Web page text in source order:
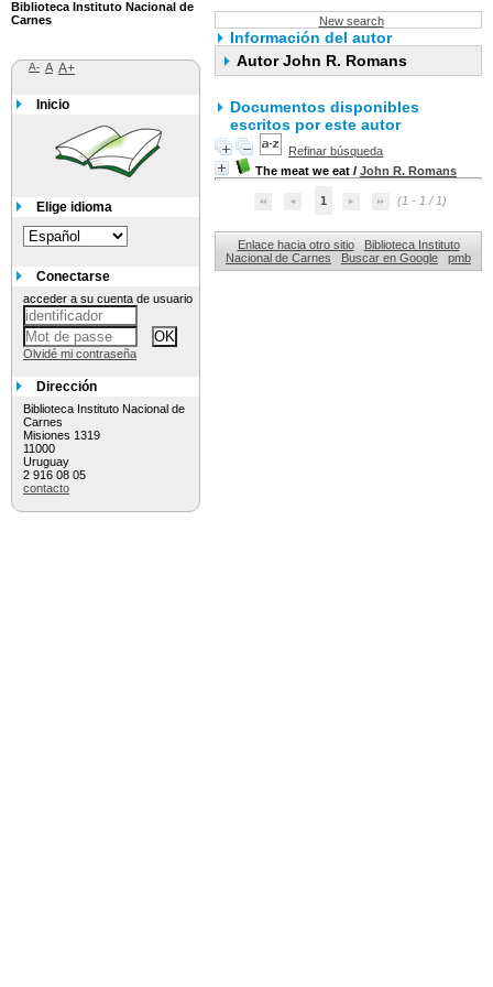
New search
Información del autor
Autor John R. Romans
Documentos disponibles
escritos por este autor
Refinar búsqueda
The meat we eat / John R. Romans
1 (1 - 1 / 1)
Enlace hacia otro sitio
Biblioteca Instituto
Nacional de Carnes
Buscar en Google pmb
Biblioteca Instituto Nacional de
Carnes
A- A A+
Inicio
Elige idioma
Conectarse
acceder a su cuenta de usuario
Olvidé mi contraseña
Dirección
Biblioteca Instituto Nacional de
Carnes
Misiones 1319
11000
Uruguay
2 916 08 05
contacto